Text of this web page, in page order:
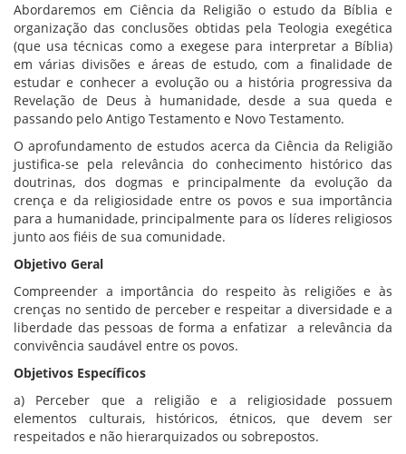
Abordaremos em Ciência da Religião o estudo da Bíblia e
organização das conclusões obtidas pela Teologia exegética
(que usa técnicas como a exegese para interpretar a Bíblia)
em várias divisões e áreas de estudo, com a finalidade de
estudar e conhecer a evolução ou a história progressiva da
Revelação de Deus à humanidade, desde a sua queda e
passando pelo Antigo Testamento e Novo Testamento.
O aprofundamento de estudos acerca da Ciência da Religião
justifica-se pela relevância do conhecimento histórico das
doutrinas, dos dogmas e principalmente da evolução da
crença e da religiosidade entre os povos e sua importância
para a humanidade, principalmente para os líderes religiosos
junto aos fiéis de sua comunidade.
Objetivo Geral
Compreender a importância do respeito às religiões e às
crenças no sentido de perceber e respeitar a diversidade e a
liberdade das pessoas de forma a enfatizar a relevância da
convivência saudável entre os povos.
Objetivos Específicos
a) Perceber que a religião e a religiosidade possuem
elementos culturais, históricos, étnicos, que devem ser
respeitados e não hierarquizados ou sobrepostos.